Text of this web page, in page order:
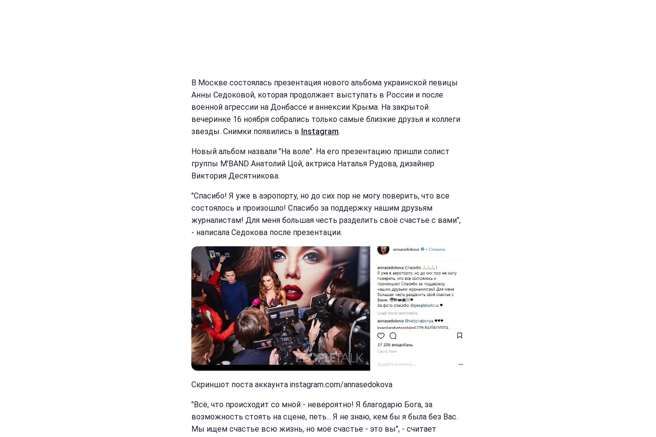
В Москве состоялась презентация нового альбома украинской певицы
Анны Седоковой, которая продолжает выступать в России и после
военной агрессии на Донбассе и аннексии Крыма. На закрытой
вечеринке 16 ноября собрались только самые близкие друзья и коллеги
звезды. Снимки появились в Instagram.
Новый альбом назвали "На воле". На его презентацию пришли солист
группы M'BAND Анатолий Цой, актриса Наталья Рудова, дизайнер
Виктория Десятникова.
"Спасибо! Я уже в аэропорту, но до сих пор не могу поверить, что все
состоялось и произошло! Спасибо за поддержку нашим друзьям
журналистам! Для меня большая честь разделить своё счастье с вами",
- написала Седокова после презентации.
Скриншот поста аккаунта instagram.com/annasedokova
"Всё, что происходит со мной - невероятно! Я благодарю Бога, за
возможность стоять на сцене, петь... Я не знаю, кем бы я была без Вас.
Мы ищем счастье всю жизнь, но моё счастье - это вы", - считает